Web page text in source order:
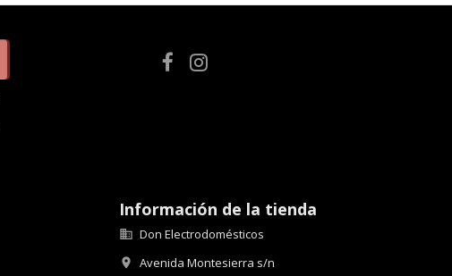
Información de la tienda
 Don Electrodomésticos

Avenida Montesierra s/n